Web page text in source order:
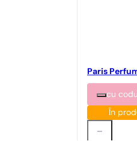
Paris
cu
În